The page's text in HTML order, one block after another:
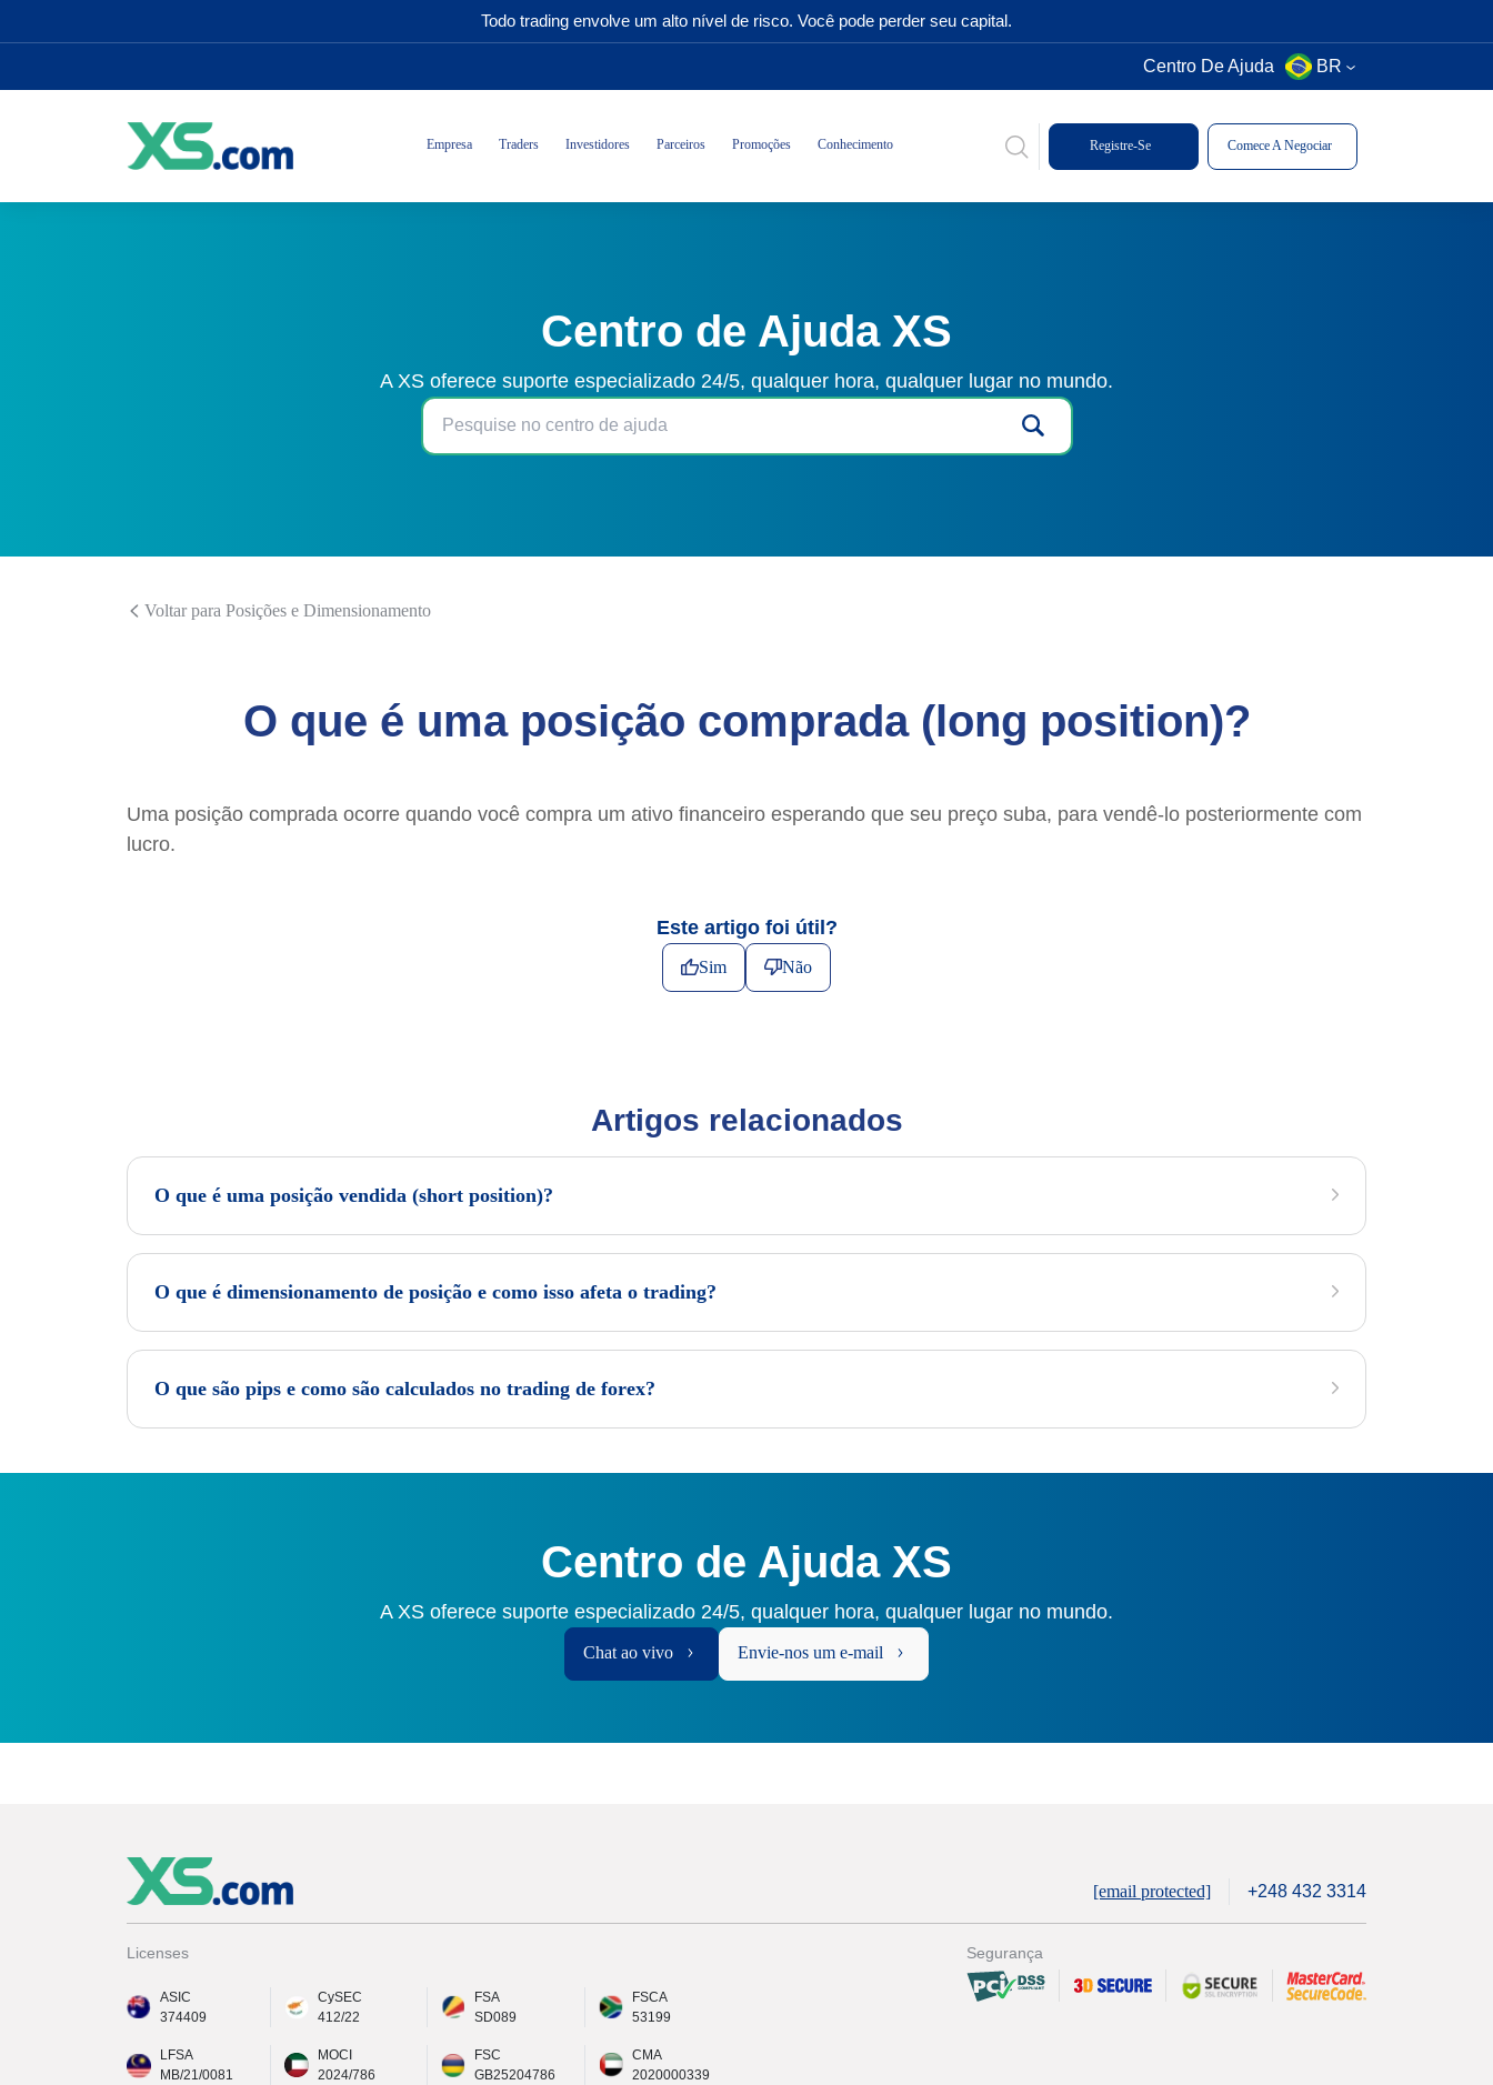
Todo trading envolve um alto nível de risco. Você pode perder seu capital.
Centro De Ajuda BR
Empresa Traders Investidores Parceiros Promoções Conhecimento Registre-Se Comece A Negociar
Centro de Ajuda XS
A XS oferece suporte especializado 24/5, qualquer hora, qualquer lugar no mundo.
Voltar para Posições e Dimensionamento
O que é uma posição comprada (long position)?
Uma posição comprada ocorre quando você compra um ativo financeiro esperando que seu preço suba, para vendê-lo posteriormente com
lucro.
Este artigo foi útil?
Sim Não
Artigos relacionados
O que é uma posição vendida (short position)?
O que é dimensionamento de posição e como isso afeta o trading?
O que são pips e como são calculados no trading de forex?
Centro de Ajuda XS
A XS oferece suporte especializado 24/5, qualquer hora, qualquer lugar no mundo.
Chat ao vivo Envie-nos um e-mail
[email protected] +248 432 3314
Licenses
ASIC
374409
CySEC
412/22
FSA
SD089
FSCA
53199
LFSA
MB/21/0081
MOCI
2024/786
FSC
GB25204786
CMA
2020000339
Segurança